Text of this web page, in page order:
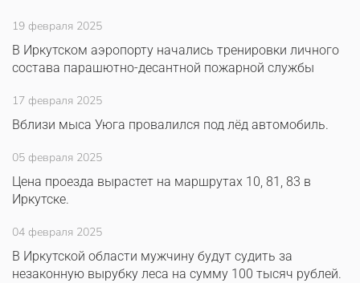
19 февраля 2025
В Иркутском аэропорту начались тренировки личного
состава парашютно-десантной пожарной службы
17 февраля 2025
Вблизи мыса Уюга провалился под лёд автомобиль.
05 февраля 2025
Цена проезда вырастет на маршрутах 10, 81, 83 в
Иркутске.
04 февраля 2025
В Иркутской области мужчину будут судить за
незаконную вырубку леса на сумму 100 тысяч рублей.